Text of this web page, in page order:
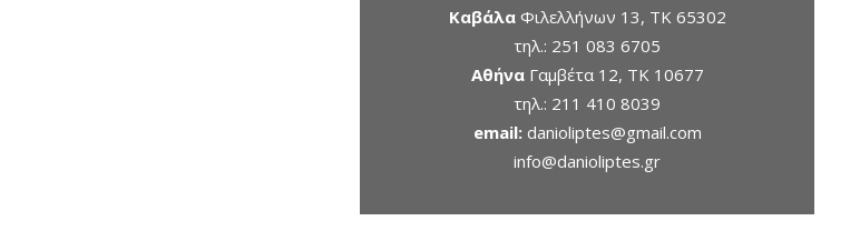
ΚαβάλαΦιλελλήνων 13, ΤΚ 65302
τηλ.: 251 083 6705
ΑθήναΓαμβέτα 12, ΤΚ 10677
τηλ.: 211 410 8039
email: danioliptes@gmail.com
info@danioliptes.gr